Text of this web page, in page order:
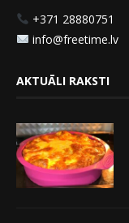
+371 28880751
info@freetime.lv
AKTUĀLI RAKSTI